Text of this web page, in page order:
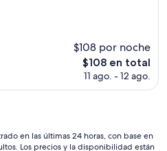
$108 por noche
El
precio
$108 en total
11 ago. - 12 ago.
en las últimas 24 horas, con base en
Los precios y la disponibilidad están